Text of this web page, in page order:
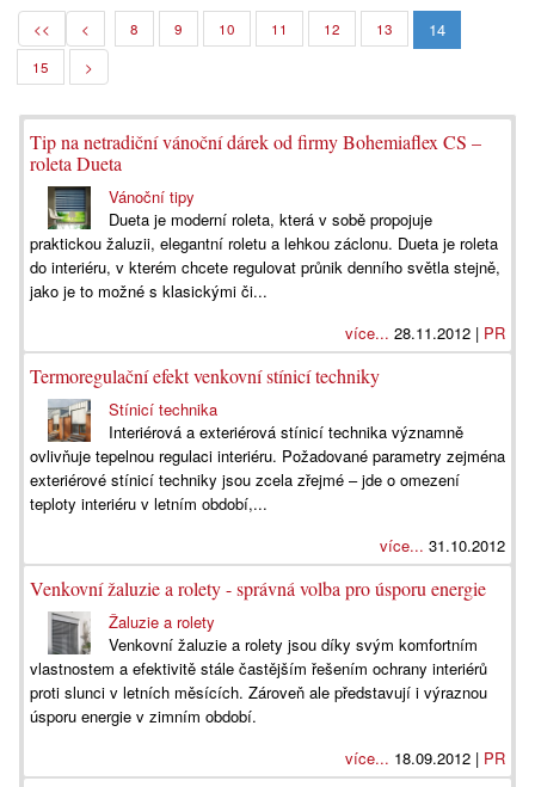
<< < 8 9 10 11 12 13 14
15 >
Tip na netradiční vánoční dárek od firmy Bohemiaflex CS –
roleta Dueta
Vánoční tipy
Dueta je moderní roleta, která v sobě propojuje
praktickou žaluzii, elegantní roletu a lehkou záclonu. Dueta je roleta
do interiéru, v kterém chcete regulovat průnik denního světla stejně,
jako je to možné s klasickými či...
více... 28.11.2012 | PR
Termoregulační efekt venkovní stínicí techniky
Stínicí technika
Interiérová a exteriérová stínicí technika významně
ovlivňuje tepelnou regulaci interiéru. Požadované parametry zejména
exteriérové stínicí techniky jsou zcela zřejmé – jde o omezení
teploty interiéru v letním období,...
více... 31.10.2012
Venkovní žaluzie a rolety - správná volba pro úsporu energie
Žaluzie a rolety
Venkovní žaluzie a rolety jsou díky svým komfortním
vlastnostem a efektivitě stále častějším řešením ochrany interiérů
proti slunci v letních měsících. Zároveň ale představují i výraznou
úsporu energie v zimním období.
více... 18.09.2012 | PR